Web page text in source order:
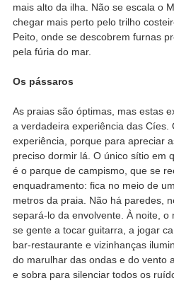
mais alto da ilha. Não se escala o
chegar mais perto pelo trilho
Peito, onde se descobrem furnas
pela fúria do mar.
Os pássaros
As praias são óptimas, mas estas
a verdadeira experiência das Cíes.
experiência, porque para apreciar
preciso dormir lá. O único sítio em
é o parque de campismo, que se
enquadramento: fica no meio de
metros da praia. Não há paredes,
separá-lo da envolvente. À noite, o
se gente a tocar guitarra, a jogar
bar-restaurante e vizinhanças
do marulhar das ondas e do vento
e sobra para silenciar todos os